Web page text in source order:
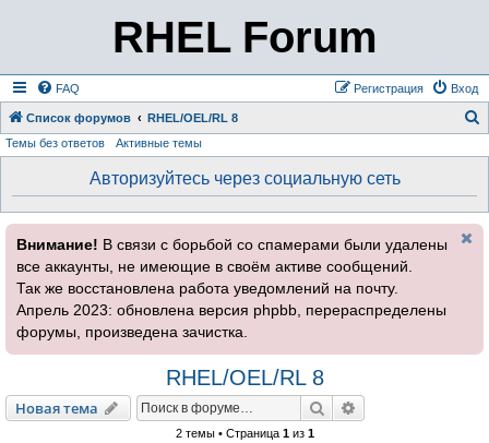
RHEL Forum
FAQ Вход
Регистрация
Список форумов RHEL/OEL/RL 8
Темы без ответов Активные темы
Авторизуйтесь через социальную сеть
Внимание! В связи с борьбой со спамерами были удалены
все аккаунты, не имеющие в своём активе сообщений.
Так же восстановлена работа уведомлений на почту.
Апрель 2023: обновлена версия phpbb, перераспределены
форумы, произведена зачистка.
RHEL/OEL/RL 8
Новая тема Поиск
2 темы • Страница 1из 1